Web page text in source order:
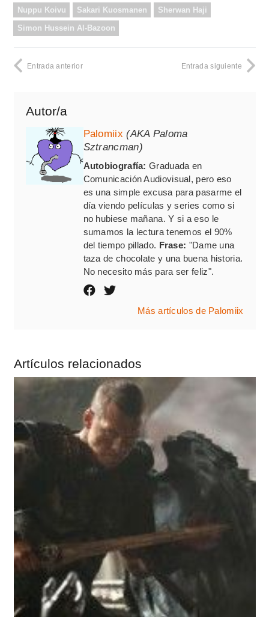
Nuppu Koivu Sakari Kuosmanen Sherwan Haji
Simon Hussein Al-Bazoon
Entrada anterior Entrada siguiente
Autor/a
Palomiix (AKA Paloma
Sztrancman)
Autobiografía: Graduada en
Comunicación Audiovisual, pero eso
es una simple excusa para pasarme el
día viendo películas y series como si
no hubiese mañana. Y si a eso le
sumamos la lectura tenemos el 90%
del tiempo pillado. Frase: "Dame una
taza de chocolate y una buena historia.
No necesito más para ser feliz".
Más artículos de Palomiix
Artículos relacionados